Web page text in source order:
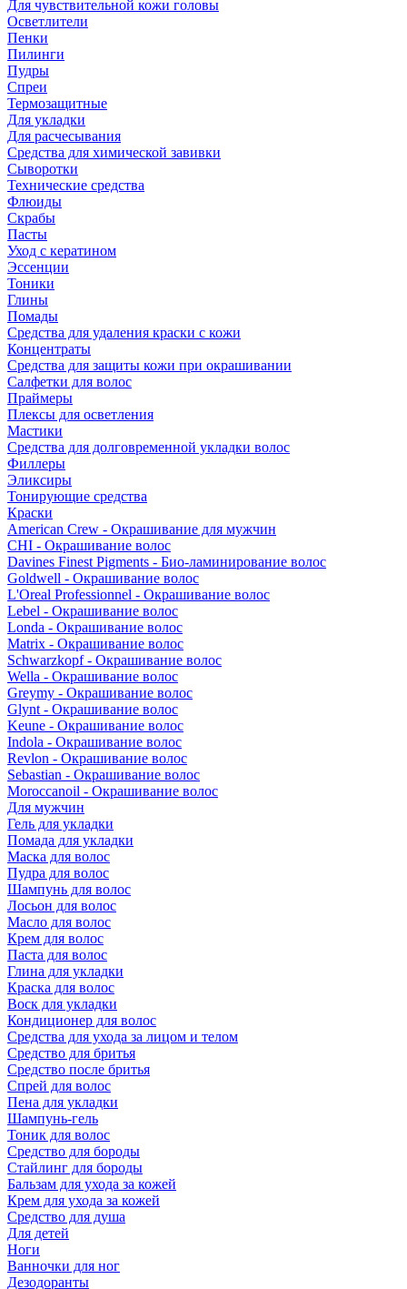
Для чувствительной кожи головы
Осветлители
Пенки
Пилинги
Пудры
Спреи
Термозащитные
Для укладки
Для расчесывания
Средства для химической завивки
Сыворотки
Технические средства
Флюиды
Скрабы
Пасты
Уход с кератином
Эссенции
Тоники
Глины
Помады
Средства для удаления краски с кожи
Концентраты
Средства для защиты кожи при окрашивании
Салфетки для волос
Праймеры
Плексы для осветления
Мастики
Средства для долговременной укладки волос
Филлеры
Эликсиры
Тонирующие средства
Краски
American Crew - Окрашивание для мужчин
CHI - Окрашивание волос
Davines Finest Pigments - Био-ламинирование волос
Goldwell - Окрашивание волос
L'Oreal Professionnel - Окрашивание волос
Lebel - Окрашивание волос
Londa - Окрашивание волос
Matrix - Окрашивание волос
Schwarzkopf - Окрашивание волос
Wella - Окрашивание волос
Greymy - Окрашивание волос
Glynt - Окрашивание волос
Keune - Окрашивание волос
Indola - Окрашивание волос
Revlon - Окрашивание волос
Sebastian - Окрашивание волос
Moroccanoil - Окрашивание волос
Для мужчин
Гель для укладки
Помада для укладки
Маска для волос
Пудра для волос
Шампунь для волос
Лосьон для волос
Масло для волос
Крем для волос
Паста для волос
Глина для укладки
Краска для волос
Воск для укладки
Кондиционер для волос
Средства для ухода за лицом и телом
Средство для бритья
Средство после бритья
Спрей для волос
Пена для укладки
Шампунь-гель
Тоник для волос
Средство для бороды
Стайлинг для бороды
Бальзам для ухода за кожей
Крем для ухода за кожей
Средство для душа
Для детей
Ноги
Ванночки для ног
Дезодоранты